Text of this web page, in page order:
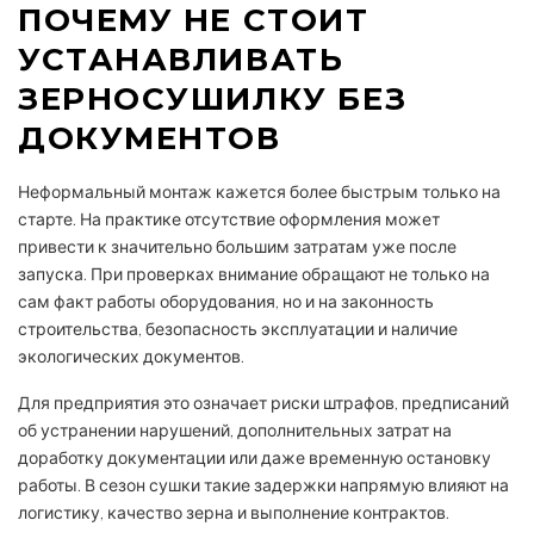
ПОЧЕМУ НЕ СТОИТ
УСТАНАВЛИВАТЬ
ЗЕРНОСУШИЛКУ БЕЗ
ДОКУМЕНТОВ
Неформальный монтаж кажется более быстрым только на
старте. На практике отсутствие оформления может
привести к значительно большим затратам уже после
запуска. При проверках внимание обращают не только на
сам факт работы оборудования, но и на законность
строительства, безопасность эксплуатации и наличие
экологических документов.
Для предприятия это означает риски штрафов, предписаний
об устранении нарушений, дополнительных затрат на
доработку документации или даже временную остановку
работы. В сезон сушки такие задержки напрямую влияют на
логистику, качество зерна и выполнение контрактов.